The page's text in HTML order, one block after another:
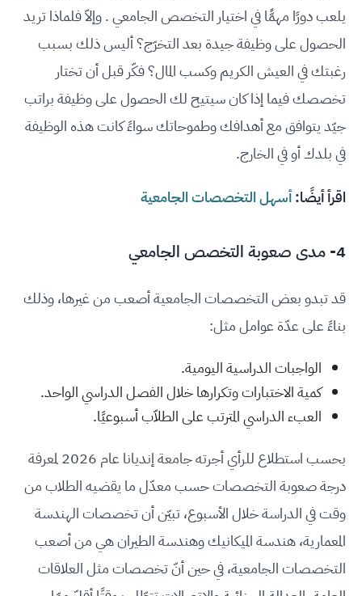
يلعب دورًا مهمًّا في اختيار التخصص الجامعي . وإلاّ فلماذا تريد
الحصول على وظيفة جيدة بعد التخرّج؟ أليس ذلك بسبب
رغبتك في العيش الكريم وكسب المال؟ فكّر قبل أن تختار
تخصصك فيما إذا كان سيتيح لك الحصول على وظيفة براتب
جيّد يتوافق مع أهدافك وطموحاتك سواءً كانت هذه الوظيفة
في بلدك أو في الخارج.
اقرأ أيضًا:أسهل التخصصات الجامعية
4- مدى صعوبة التخصص الجامعي
قد تبدو بعض التخصصات الجامعية أصعب من غيرها، وذلك
بناءً على عدّة عوامل مثل:
الواجبات الدراسية اليومية.
كمية الاختبارات وتكرارها خلال الفصل الدراسي الواحد.
العبء الدراسي المترتب على الطلاّب أسبوعيًا.
بحسب استطلاع للرأي أجرته جامعة إنديانا عام 2026 لمعرفة
درجة صعوبة التخصصات حسب معدّل ما يقضيه الطلاب من
وقت في الدراسة خلال الأسبوع، تبيّن أن تخصصات الهندسة
المعمارية، هندسة الميكانيك وهندسة الطيران هي من أصعب
التخصصات الجامعية، في حين أنّ تخصصات مثل العلاقات